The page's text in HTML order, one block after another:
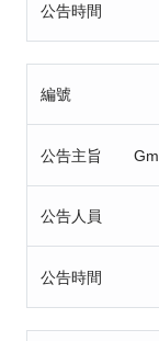
公告時間
編號
公告主旨
公告人員
公告時間